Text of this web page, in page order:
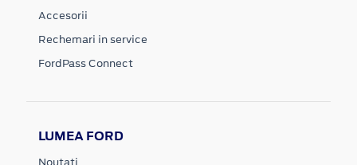
Accesorii
Rechemari in service
FordPass Connect
LUMEA FORD